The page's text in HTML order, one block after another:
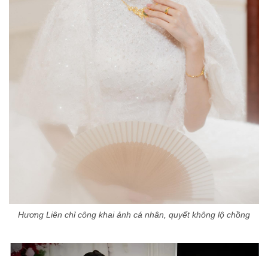
Hương Liên chỉ công khai ảnh cá nhân, quyết không lộ chồng